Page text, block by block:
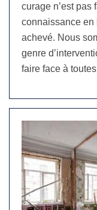
curage n’est pas
connaissance en
achevé. Nous
genre
faire face à